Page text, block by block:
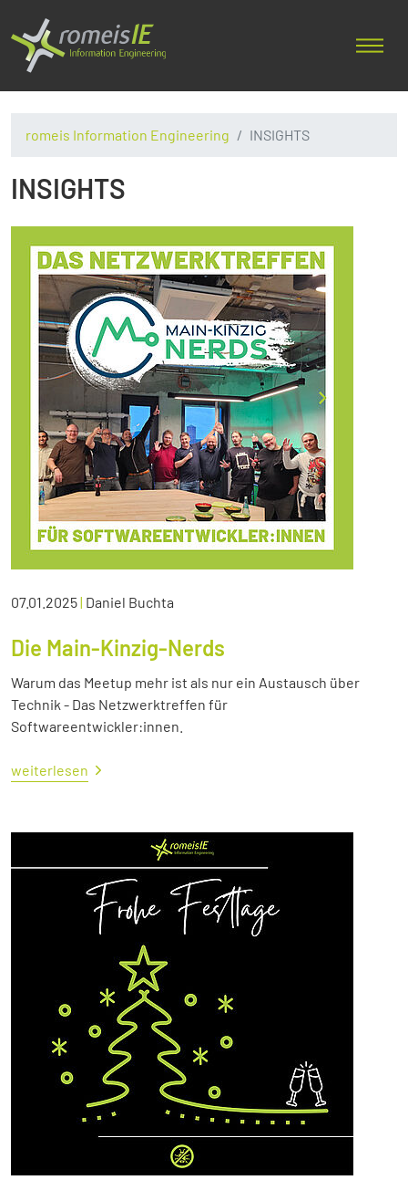
romeis Information Engineering INSIGHTS
INSIGHTS
07.01.2025| Daniel Buchta
Die Main-Kinzig-Nerds
Warum das Meetup mehr ist als nur ein Austausch über
Technik - Das Netzwerktreffen für
Softwareentwickler:innen.
weiterlesen